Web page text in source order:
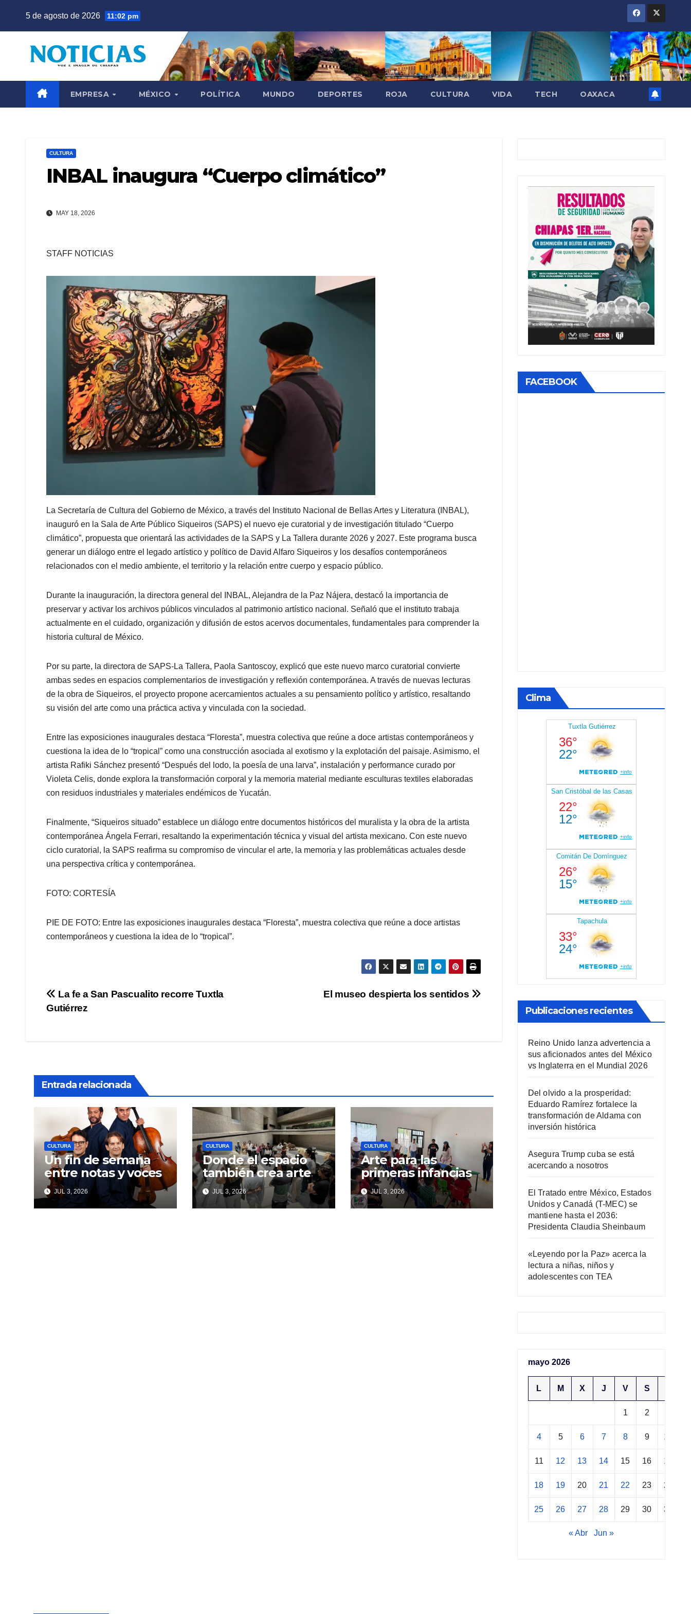
5 de agosto de 2026 11:02 pm
EMPRESA MÉXICO POLÍTICA MUNDO DEPORTES ROJA CULTURA VIDA TECH OAXACA
CULTURA
INBAL inaugura “Cuerpo climático”
MAY 18, 2026
STAFF NOTICIAS
La Secretaría de Cultura del Gobierno de México, a través del Instituto Nacional de Bellas Artes y Literatura (INBAL),
inauguró en la Sala de Arte Público Siqueiros (SAPS) el nuevo eje curatorial y de investigación titulado “Cuerpo
climático”, propuesta que orientará las actividades de la SAPS y La Tallera durante 2026 y 2027. Este programa busca
generar un diálogo entre el legado artístico y político de David Alfaro Siqueiros y los desafíos contemporáneos
relacionados con el medio ambiente, el territorio y la relación entre cuerpo y espacio público.
Durante la inauguración, la directora general del INBAL, Alejandra de la Paz Nájera, destacó la importancia de
preservar y activar los archivos públicos vinculados al patrimonio artístico nacional. Señaló que el instituto trabaja
actualmente en el cuidado, organización y difusión de estos acervos documentales, fundamentales para comprender la
historia cultural de México.
Por su parte, la directora de SAPS-La Tallera, Paola Santoscoy, explicó que este nuevo marco curatorial convierte
ambas sedes en espacios complementarios de investigación y reflexión contemporánea. A través de nuevas lecturas
de la obra de Siqueiros, el proyecto propone acercamientos actuales a su pensamiento político y artístico, resaltando
su visión del arte como una práctica activa y vinculada con la sociedad.
Entre las exposiciones inaugurales destaca “Floresta”, muestra colectiva que reúne a doce artistas contemporáneos y
cuestiona la idea de lo “tropical” como una construcción asociada al exotismo y la explotación del paisaje. Asimismo, el
artista Rafiki Sánchez presentó “Después del lodo, la poesía de una larva”, instalación y performance curado por
Violeta Celis, donde explora la transformación corporal y la memoria material mediante esculturas textiles elaboradas
con residuos industriales y materiales endémicos de Yucatán.
Finalmente, “Siqueiros situado” establece un diálogo entre documentos históricos del muralista y la obra de la artista
contemporánea Ángela Ferrari, resaltando la experimentación técnica y visual del artista mexicano. Con este nuevo
ciclo curatorial, la SAPS reafirma su compromiso de vincular el arte, la memoria y las problemáticas actuales desde
una perspectiva crítica y contemporánea.
FOTO: CORTESÍA
PIE DE FOTO: Entre las exposiciones inaugurales destaca “Floresta”, muestra colectiva que reúne a doce artistas
contemporáneos y cuestiona la idea de lo “tropical”.
Navegación
El museo despierta los sentidos
La fe a San Pascualito recorre Tuxtla
Gutiérrez
Entrada relacionada
CULTURA
Un fin de semana
entre notas y voces
JUL 3, 2026
CULTURA
Donde el espacio
también crea arte
JUL 3, 2026
CULTURA
Arte para las
primeras infancias
JUL 3, 2026
FACEBOOK
Clima
Publicaciones recientes
Reino Unido lanza advertencia a
sus aficionados antes del México
vs Inglaterra en el Mundial 2026
Del olvido a la prosperidad:
Eduardo Ramírez fortalece la
transformación de Aldama con
inversión histórica
Asegura Trump cuba se está
acercando a nosotros
El Tratado entre México, Estados
Unidos y Canadá (T-MEC) se
mantiene hasta el 2036:
Presidenta Claudia Sheinbaum
«Leyendo por la Paz» acerca la
lectura a niñas, niños y
adolescentes con TEA
mayo 2026
L M X J V S
1 2
4 5 6 7 8 9 10
11 12 13 14 15 16 17
18 19 20 21 22 23 24
25 26 27 28 29 30 31
« Abr Jun »